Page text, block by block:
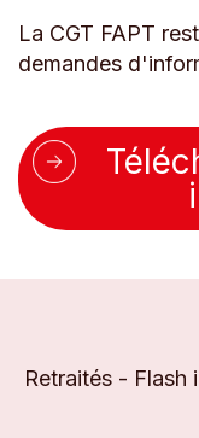
La CGT FAPT
demandes
Retraités - Flash